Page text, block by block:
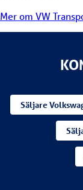
Mer om VW
Säljare